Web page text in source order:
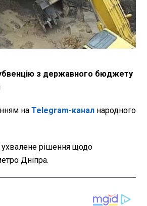
з державного бюджету
на Telegram-канал народного
ухвалене рішення щодо
Дніпра.